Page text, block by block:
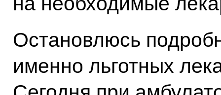
Остановлюсь
именно льготных